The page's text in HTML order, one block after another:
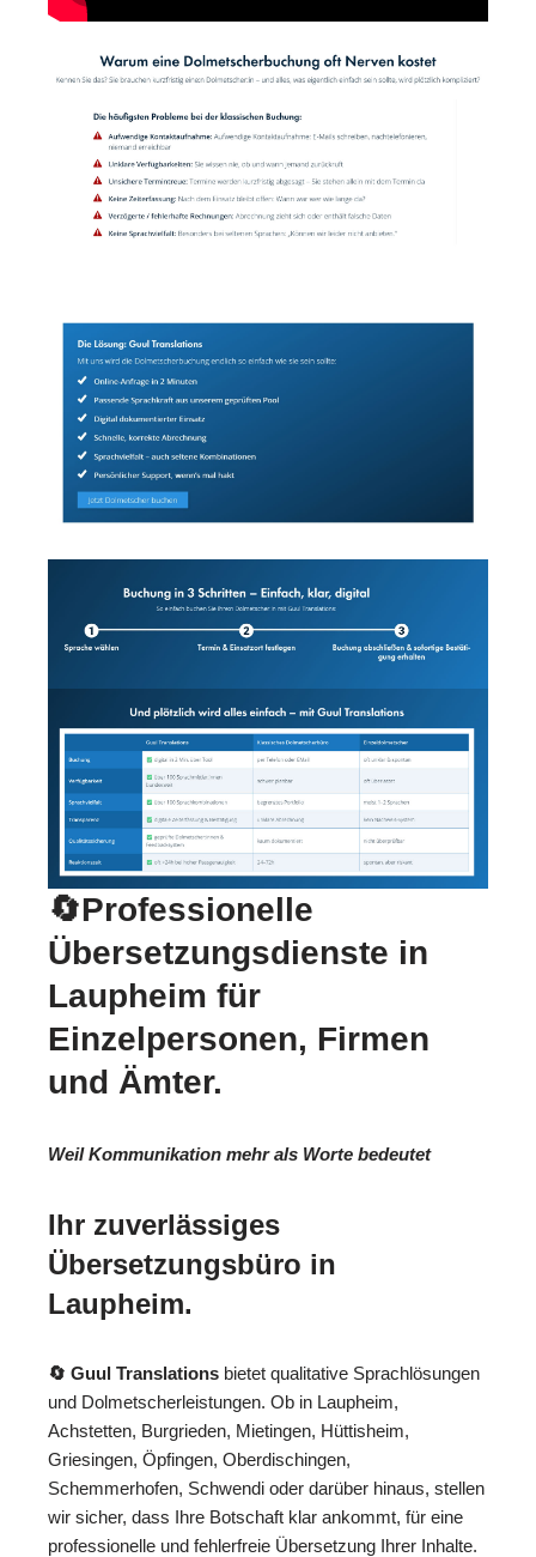
🔄Professionelle
Übersetzungsdienste in
Laupheim für
Einzelpersonen, Firmen
und Ämter.
Weil Kommunikation mehr als Worte bedeutet
Ihr zuverlässiges
Übersetzungsbüro in
Laupheim.
🔄 Guul Translations bietet qualitative Sprachlösungen
und Dolmetscherleistungen. Ob in Laupheim,
Achstetten, Burgrieden, Mietingen, Hüttisheim,
Griesingen, Öpfingen, Oberdischingen,
Schemmerhofen, Schwendi oder darüber hinaus, stellen
wir sicher, dass Ihre Botschaft klar ankommt, für eine
professionelle und fehlerfreie Übersetzung Ihrer Inhalte.